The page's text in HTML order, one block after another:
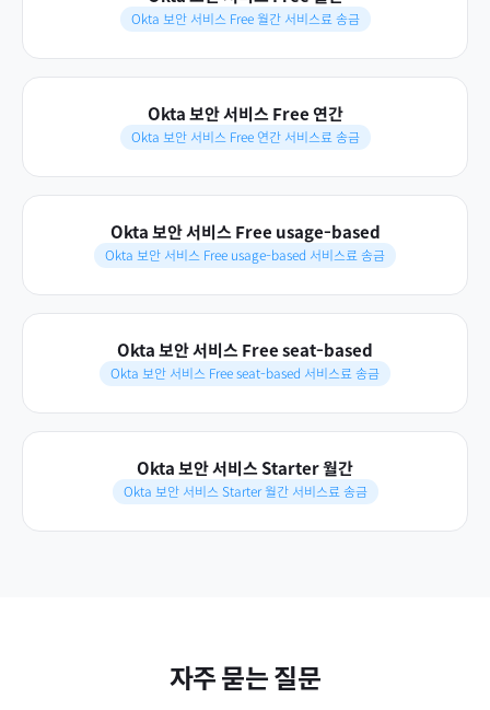
Okta 보안 서비스 Free 월간 서비스료 송금
Okta 보안 서비스 Free 연간
Okta 보안 서비스 Free 연간 서비스료 송금
Okta 보안 서비스 Free usage-based
Okta 보안 서비스 Free usage-based 서비스료 송금
Okta 보안 서비스 Free seat-based
Okta 보안 서비스 Free seat-based 서비스료 송금
Okta 보안 서비스 Starter 월간
Okta 보안 서비스 Starter 월간 서비스료 송금
자주 묻는 질문